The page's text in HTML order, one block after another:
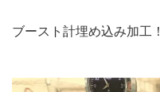
ブースト計埋め込み加工！